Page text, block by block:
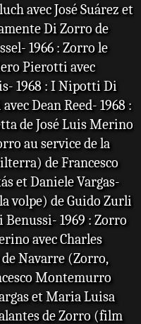
avec José Suárez et
Di Zorro de
1966 : Zorro le
Pierotti avec
1968 : I Nipotti Di
Dean Reed- 1968 :
de José Luis Merino
au service de la
de Francesco
et Daniele Vargas-
volpe) de Guido Zurli
Benussi- 1969 : Zorro
avec Charles
Navarre (Zorro,
Montemurro
et Maria Luisa
de Zorro (film